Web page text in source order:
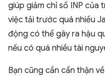
giúp giảm chỉ số INP của
việc tải trước quá nhiều
động có thể gây ra hậu
nếu có quá nhiều tài
Bạn cũng cần cẩn thận